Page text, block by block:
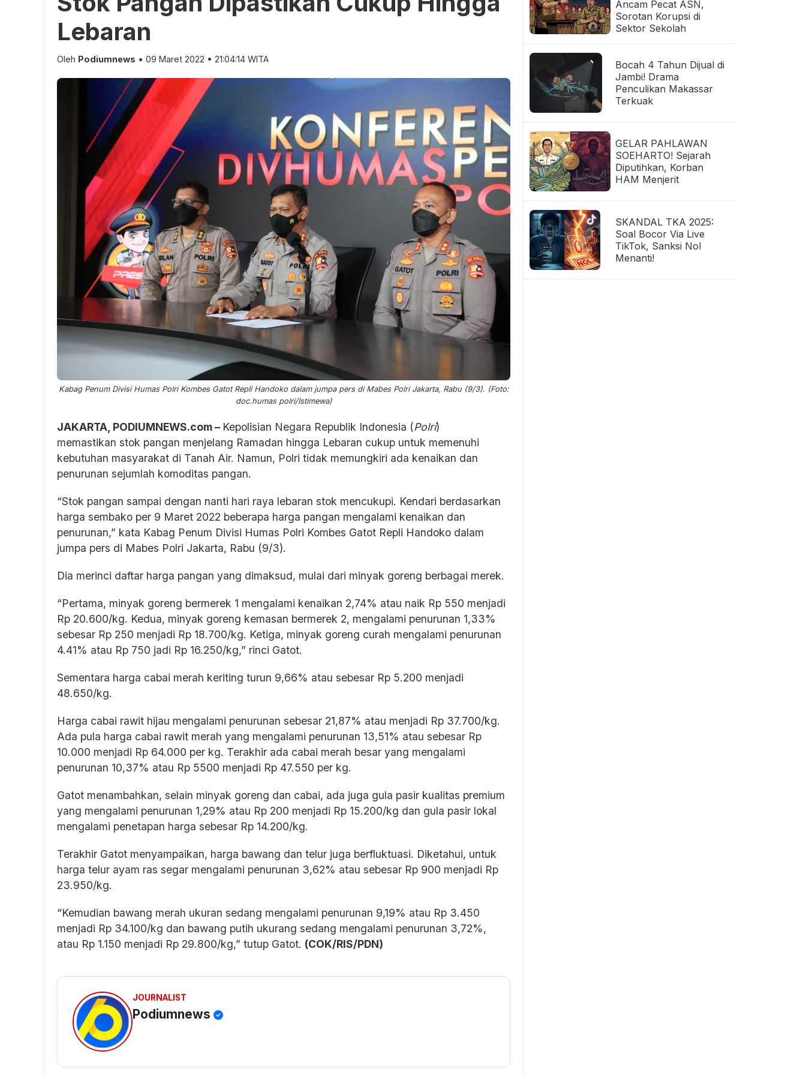
Lebaran
Oleh Podiumnews • 09 Maret 2022 • 21:04:14 WITA
Kabag Penum Divisi Humas Polri Kombes Gatot Repli Handoko dalam jumpa pers di Mabes Polri Jakarta, Rabu (9/3). (Foto:
doc.humas polri/Istimewa)
JAKARTA, PODIUMNEWS.com – Kepolisian Negara Republik Indonesia (Polri)
memastikan stok pangan menjelang Ramadan hingga Lebaran cukup untuk memenuhi
kebutuhan masyarakat di Tanah Air. Namun, Polri tidak memungkiri ada kenaikan dan
penurunan sejumlah komoditas pangan.
“Stok pangan sampai dengan nanti hari raya lebaran stok mencukupi. Kendari berdasarkan
harga sembako per 9 Maret 2022 beberapa harga pangan mengalami kenaikan dan
penurunan,” kata Kabag Penum Divisi Humas Polri Kombes Gatot Repli Handoko dalam
jumpa pers di Mabes Polri Jakarta, Rabu (9/3).
Dia merinci daftar harga pangan yang dimaksud, mulai dari minyak goreng berbagai merek.
“Pertama, minyak goreng bermerek 1 mengalami kenaikan 2,74% atau naik Rp 550 menjadi
Rp 20.600/kg. Kedua, minyak goreng kemasan bermerek 2, mengalami penurunan 1,33%
sebesar Rp 250 menjadi Rp 18.700/kg. Ketiga, minyak goreng curah mengalami penurunan
4.41% atau Rp 750 jadi Rp 16.250/kg,” rinci Gatot.
Sementara harga cabai merah keriting turun 9,66% atau sebesar Rp 5.200 menjadi
48.650/kg.
Harga cabai rawit hijau mengalami penurunan sebesar 21,87% atau menjadi Rp 37.700/kg.
Ada pula harga cabai rawit merah yang mengalami penurunan 13,51% atau sebesar Rp
10.000 menjadi Rp 64.000 per kg. Terakhir ada cabai merah besar yang mengalami
penurunan 10,37% atau Rp 5500 menjadi Rp 47.550 per kg.
Gatot menambahkan, selain minyak goreng dan cabai, ada juga gula pasir kualitas premium
yang mengalami penurunan 1,29% atau Rp 200 menjadi Rp 15.200/kg dan gula pasir lokal
mengalami penetapan harga sebesar Rp 14.200/kg.
Terakhir Gatot menyampaikan, harga bawang dan telur juga berfluktuasi. Diketahui, untuk
harga telur ayam ras segar mengalami penurunan 3,62% atau sebesar Rp 900 menjadi Rp
23.950/kg.
“Kemudian bawang merah ukuran sedang mengalami penurunan 9,19% atau Rp 3.450
menjadi Rp 34.100/kg dan bawang putih ukurang sedang mengalami penurunan 3,72%,
atau Rp 1.150 menjadi Rp 29.800/kg,” tutup Gatot. (COK/RIS/PDN)
JOURNALIST
Podiumnews
Ancam Pecat ASN,
Sorotan Korupsi di
Sektor Sekolah
Bocah 4 Tahun Dijual di
Jambi! Drama
Penculikan Makassar
Terkuak
GELAR PAHLAWAN
SOEHARTO! Sejarah
Diputihkan, Korban
HAM Menjerit
SKANDAL TKA 2025:
Soal Bocor Via Live
TikTok, Sanksi Nol
Menanti!